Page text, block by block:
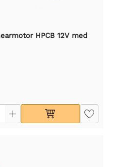
HPCB 12V med